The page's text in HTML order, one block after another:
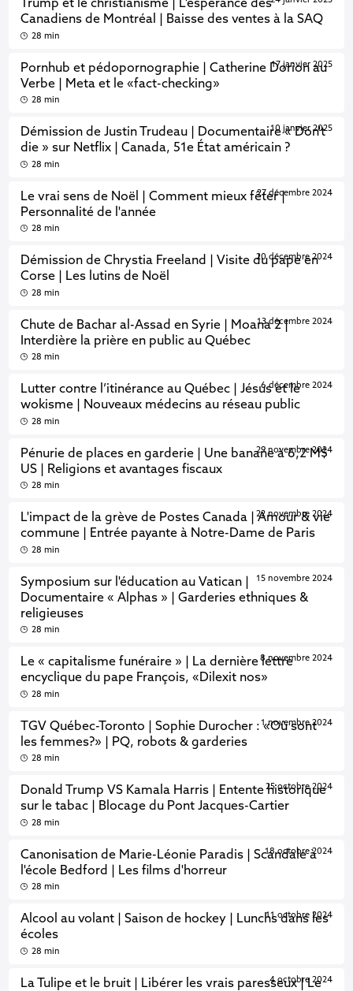
Trump et le christianisme | L'espérance des
Canadiens de Montréal | Baisse des ventes à la SAQ
28 min
Pornhub et pédopornographie | Catherine Dorion au
Verbe | Meta et le «fact-checking»
17 janvier 2025
28 min
Démission de Justin Trudeau | Documentaire « Don't
die » sur Netflix | Canada, 51e État américain ?
10 janvier 2025
28 min
Le vrai sens de Noël | Comment mieux fêter |
Personnalité de l'année
27 décembre 2024
28 min
Démission de Chrystia Freeland | Visite du pape en
Corse | Les lutins de Noël
20 décembre 2024
28 min
Chute de Bachar al-Assad en Syrie | Moana 2 |
Interdière la prière en public au Québec
13 décembre 2024
28 min
Lutter contre l’itinérance au Québec | Jésus et le
wokisme | Nouveaux médecins au réseau public
6 décembre 2024
28 min
Pénurie de places en garderie | Une banane à 6,2 M$
US | Religions et avantages fiscaux
29 novembre 2024
28 min
L'impact de la grève de Postes Canada | Amour & vie
commune | Entrée payante à Notre-Dame de Paris
22 novembre 2024
28 min
Symposium sur l'éducation au Vatican |
Documentaire « Alphas » | Garderies ethniques &
religieuses
15 novembre 2024
28 min
Le « capitalisme funéraire » | La dernière lettre
encyclique du pape François, «Dilexit nos»
8 novembre 2024
28 min
TGV Québec-Toronto | Sophie Durocher : «Où sont
les femmes?» | PQ, robots & garderies
1 novembre 2024
28 min
Donald Trump VS Kamala Harris | Entente historique
sur le tabac | Blocage du Pont Jacques-Cartier
25 octobre 2024
28 min
Canonisation de Marie-Léonie Paradis | Scandale à
l'école Bedford | Les films d'horreur
18 octobre 2024
28 min
Alcool au volant | Saison de hockey | Lunchs dans les
écoles
11 octobre 2024
28 min
La Tulipe et le bruit | Libérer les vrais paresseux | Le
4 octobre 2024